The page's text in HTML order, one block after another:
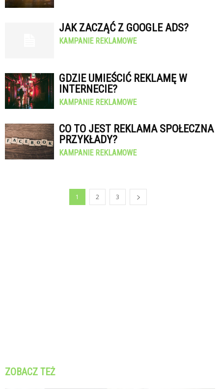
JAK ZACZĄĆ Z GOOGLE ADS?
KAMPANIE REKLAMOWE
GDZIE UMIEŚCIĆ REKLAMĘ W
INTERNECIE?
KAMPANIE REKLAMOWE
CO TO JEST REKLAMA SPOŁECZNA
PRZYKŁADY?
KAMPANIE REKLAMOWE
1 2 3
ZOBACZ TEŻ